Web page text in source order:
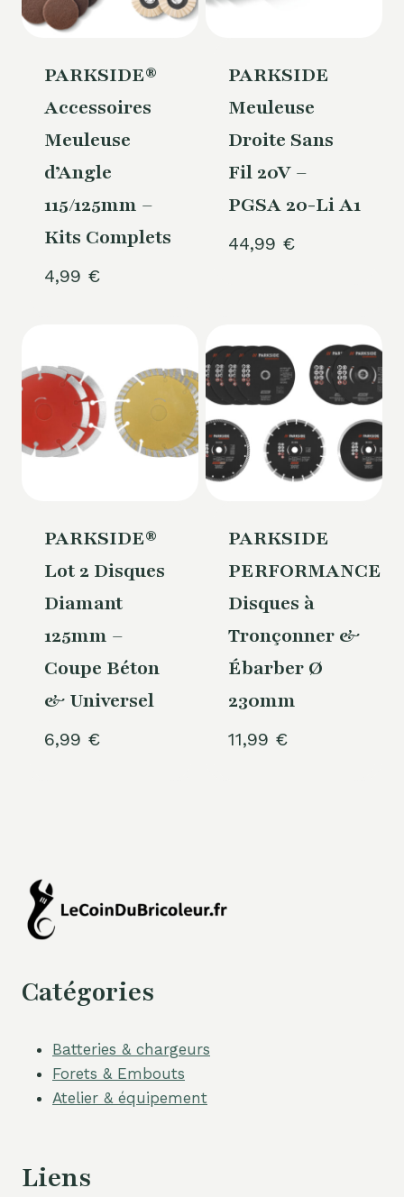
PARKSIDE®
Accessoires
Meuleuse
d’Angle
115/125mm –
Kits Complets
4,99 €
PARKSIDE
Meuleuse
Droite Sans
Fil 20V –
PGSA 20-Li A1
44,99 €
PARKSIDE®
Lot 2 Disques
Diamant
125mm –
Coupe Béton
& Universel
6,99 €
PARKSIDE
PERFORMANCE®
Disques à
Tronçonner &
Ébarber Ø
230mm
11,99 €
Catégories
Batteries & chargeurs
Forets & Embouts
Atelier & équipement
Liens